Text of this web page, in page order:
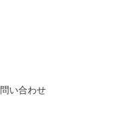
問い合わせ